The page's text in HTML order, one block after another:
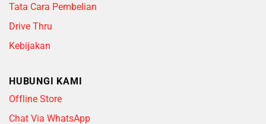
Tata Cara Pembelian
Drive Thru
Kebijakan
HUBUNGI KAMI
Offline Store
Chat Via WhatsApp